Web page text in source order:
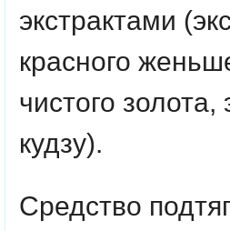
экстрактами
красного
чистого золота,
кудзу).
Средство